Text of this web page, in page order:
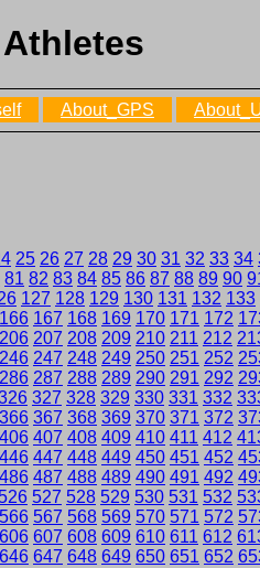
About_GPS
25 26 27 28 29 30 31 32 33 34
81 82 83 84 85 86 87 88 89 90
127 128 129 130 131 132 133
166 167 168 169 170 171 172
206 207 208 209 210 211 212
246 247 248 249 250 251 252
286 287 288 289 290 291 292
327 328 329 330 331 332
366 367 368 369 370 371 372
406 407 408 409 410 411 412
446 447 448 449 450 451 452
486 487 488 489 490 491 492
527 528 529 530 531 532
566 567 568 569 570 571 572
606 607 608 609 610 611 612
646 647 648 649 650 651 652